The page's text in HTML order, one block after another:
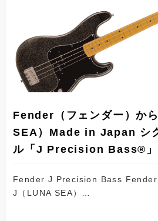
Fender（フェンダー）か
SEA）Made in Japan シ
ル「J Precision Bass®」
Fender J Precision Bass Fender
J（LUNA SEA）…